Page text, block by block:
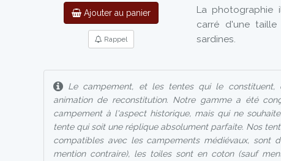
Ajouter au panier
Rappel
La photographie
carré d'une
sardines.
Le campement, et les tentes qui le
animation de reconstitution. Notre gamme a été
campement à l'aspect historique, mais qui ne
tente qui soit une réplique absolument parfaite. Nos
compatibles avec les campements médiévaux, sont
mention contraire), les toiles sont en coton (sauf